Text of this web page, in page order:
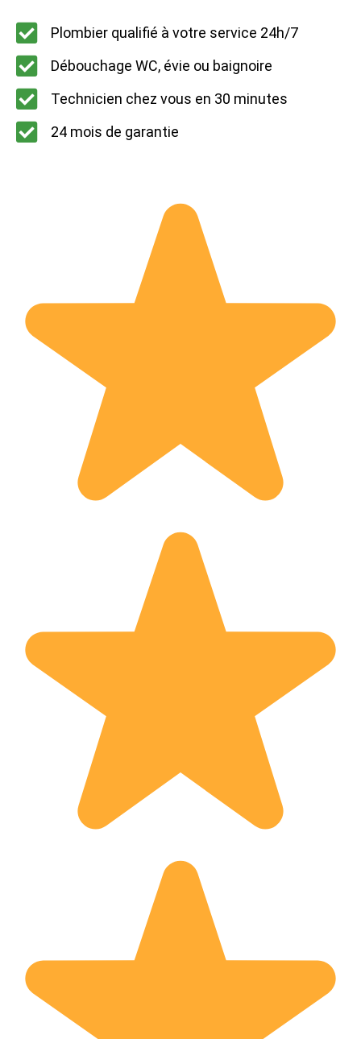
Plombier qualifié à votre service 24h/7
Débouchage WC, évie ou baignoire
Technicien chez vous en 30 minutes
24 mois de garantie